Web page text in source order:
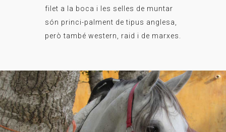
filet a la boca i les selles de muntar
són princi-palment de tipus anglesa,
però també western, raid i de marxes.